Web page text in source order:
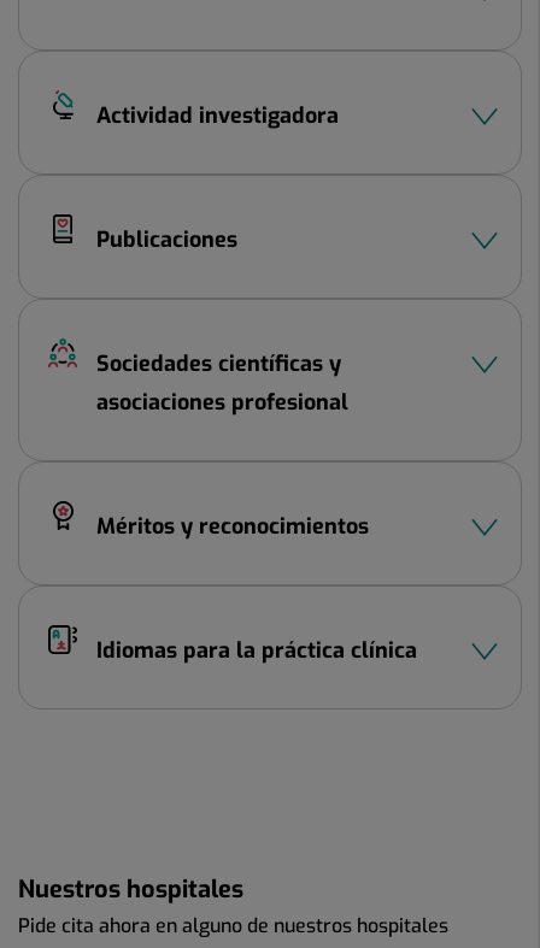
Actividad investigadora
Publicaciones
Sociedades científicas y
asociaciones profesional
Méritos y reconocimientos
Idiomas para la práctica clínica
Nuestros hospitales
Pide cita ahora en alguno de nuestros hospitales